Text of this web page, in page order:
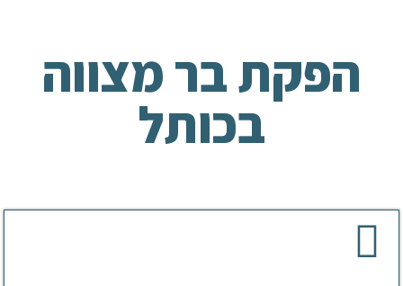
הפקת בר מצווה
בכותל